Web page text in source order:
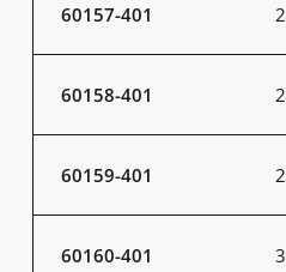
60157-401
60158-401
60159-401
60160-401